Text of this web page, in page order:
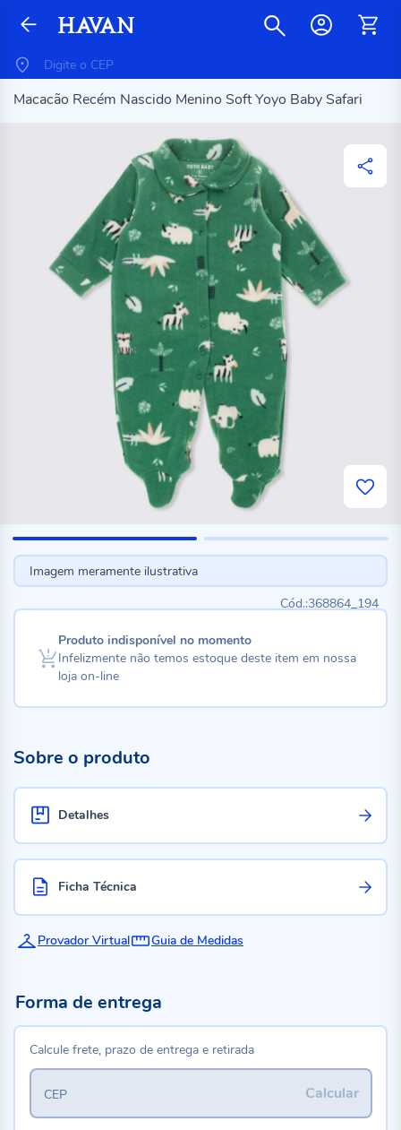
Macacão Recém Nascido Menino Soft Yoyo Baby Safari
Imagem meramente ilustrativa
368864_194
Produto indisponível no momento
Infelizmente não temos estoque deste item em nossa
loja on-line
Sobre o produto
Detalhes
Ficha Técnica
Provador Virtual Guia de Medidas
Forma de entrega
Calcule frete, prazo de entrega e retirada
Calcular
CEP